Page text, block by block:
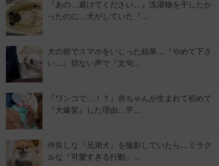
『あの…避けてください…』洗濯物を干したか
ったのに…犬がしていた『…
犬の前でスマホをいじった結果…『やめて下さ
い…』切ない声で『文句…
『ワンコで…！？』赤ちゃんが生まれて初めて
『大爆笑』した理由…平…
仲良しな『兄弟犬』を撮影していたら…ミラク
ルな『可愛すぎる行動』…